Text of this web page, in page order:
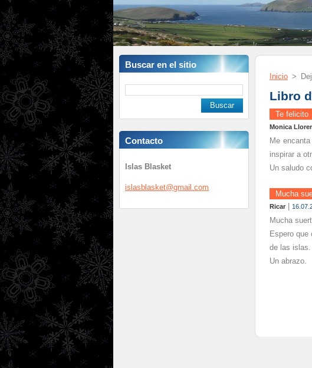
Buscar en el sitio
Contacto
Islas Blasket
islasblasket@gmail.com
Inicio >
Libro
Te felicito
Monica
Me
inspirar a
Un saludo
Mucha
Ricar
Mucha
Espero
de las islas.
Un abrazo.